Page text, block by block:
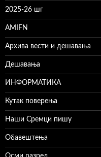
2025-26 шг
AMIFN
Архива вести и дешавања
Дешавања
ИНФОРМАТИКА
Кутак поверења
Наши Сремци пишу
Обавештења